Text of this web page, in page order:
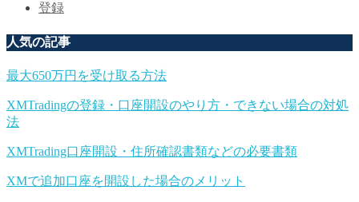
登録
人気の記事
最大650万円を受け取る方法
XMTradingの登録・口座開設のやり方・できない場合の対処
法
XMTrading口座開設・住所確認書類などの必要書類
XMで追加口座を開設した場合のメリット